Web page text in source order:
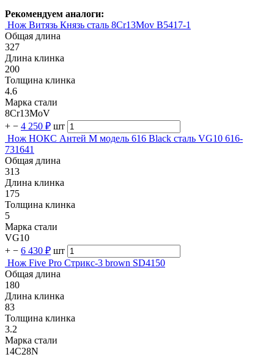
Рекомендуем аналоги:
Нож Витязь Князь сталь 8Сr13Mov B5417-1
Общая длина
327
Длина клинка
200
Толщина клинка
4.6
Марка стали
8Cr13MoV
+ − 4 250 ₽ шт
Нож НОКС Антей М модель 616 Black сталь VG10 616-
731641
Общая длина
313
Длина клинка
175
Толщина клинка
5
Марка стали
VG10
+ − 6 430 ₽ шт
Нож Five Pro Стрикс-3 brown SD4150
Общая длина
180
Длина клинка
83
Толщина клинка
3.2
Марка стали
14C28N